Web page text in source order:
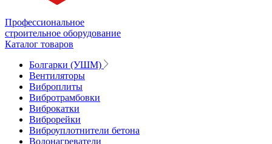
Профессиональное
строительное оборудование
Каталог товаров
Болгарки (УШМ)
Вентиляторы
Виброплиты
Вибротрамбовки
Виброкатки
Виброрейки
Виброуплотнители бетона
Водонагреватели